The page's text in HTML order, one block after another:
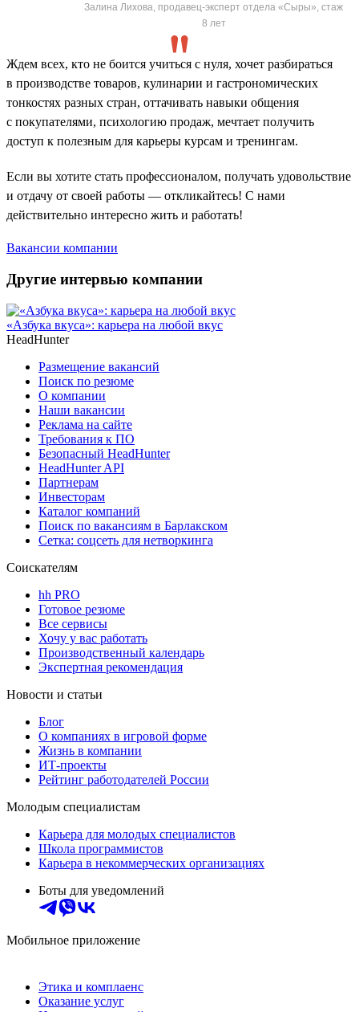
Залина Лихова, продавец-эксперт отдела «Сыры», стаж
8 лет
Ждем всех, кто не боится учиться с нуля, хочет разбираться
в производстве товаров, кулинарии и гастрономических
тонкостях разных стран, оттачивать навыки общения
с покупателями, психологию продаж, мечтает получить
доступ к полезным для карьеры курсам и тренингам.
Если вы хотите стать профессионалом, получать удовольствие
и отдачу от своей работы — откликайтесь! С нами
действительно интересно жить и работать!
Вакансии компании
Другие интервью компании
«Азбука вкуса»: карьера на любой вкус
HeadHunter
Размещение вакансий
Поиск по резюме
О компании
Наши вакансии
Реклама на сайте
Требования к ПО
Безопасный HeadHunter
HeadHunter API
Партнерам
Инвесторам
Каталог компаний
Поиск по вакансиям в Барлакском
Сетка: соцсеть для нетворкинга
Соискателям
hh PRO
Готовое резюме
Все сервисы
Хочу у вас работать
Производственный календарь
Экспертная рекомендация
Новости и статьи
Блог
О компаниях в игровой форме
Жизнь в компании
ИТ-проекты
Рейтинг работодателей России
Молодым специалистам
Карьера для молодых специалистов
Школа программистов
Карьера в некоммерческих организациях
Боты для уведомлений
Мобильное приложение
Этика и комплаенс
Оказание услуг